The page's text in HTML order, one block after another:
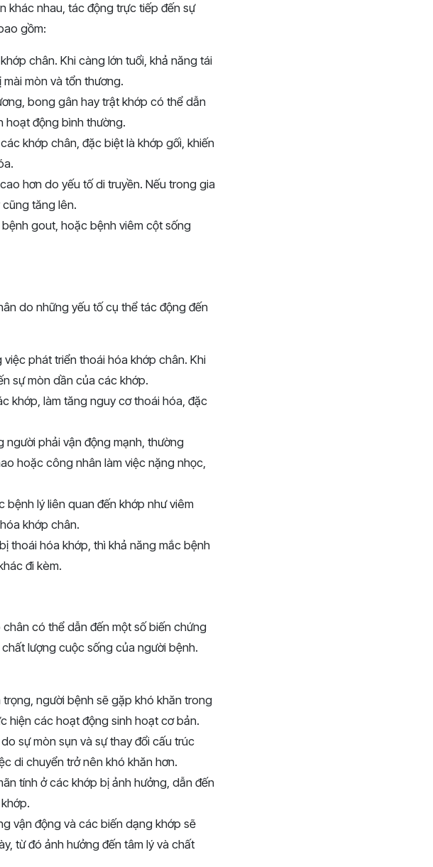
khác nhau, tác động trực tiếp đến sự
gồm:
chân. Khi càng lớn tuổi, khả năng tái
mòn và tổn thương.
bong gân hay trật khớp có thể dẫn
hoạt động bình thường.
khớp chân, đặc biệt là khớp gối, khiến
hơn do yếu tố di truyền. Nếu trong gia
tăng lên.
gout, hoặc bệnh viêm cột sống
do những yếu tố cụ thể tác động đến
phát triển thoái hóa khớp chân. Khi
sự mòn dần của các khớp.
khớp, làm tăng nguy cơ thoái hóa, đặc
người phải vận động mạnh, thường
hoặc công nhân làm việc nặng nhọc,
bệnh lý liên quan đến khớp như viêm
khớp chân.
thoái hóa khớp, thì khả năng mắc bệnh
đi kèm.
có thể dẫn đến một số biến chứng
lượng cuộc sống của người bệnh.
người bệnh sẽ gặp khó khăn trong
hiện các hoạt động sinh hoạt cơ bản.
sự mòn sụn và sự thay đổi cấu trúc
di chuyển trở nên khó khăn hơn.
tính ở các khớp bị ảnh hưởng, dẫn đến
vận động và các biến dạng khớp sẽ
từ đó ảnh hưởng đến tâm lý và chất